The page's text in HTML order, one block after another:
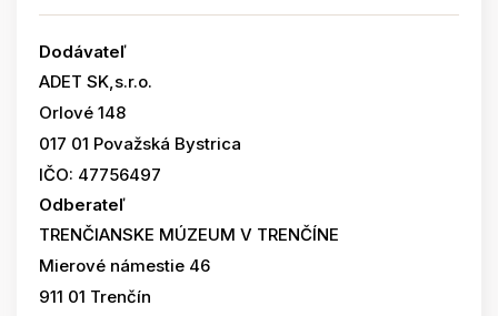
Dodávateľ
ADET SK,s.r.o.
Orlové 148
017 01 Považská Bystrica
IČO: 47756497
Odberateľ
TRENČIANSKE MÚZEUM V TRENČÍNE
Mierové námestie 46
911 01 Trenčín